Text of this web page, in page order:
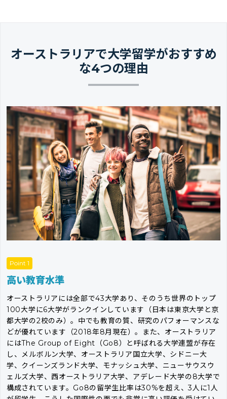
オーストラリアで大学留学がおすすめ
な4つの理由
Point 1
高い教育水準
オーストラリアには全部で43大学あり、そのうち世界のトップ
100大学に6大学がランクインしています（日本は東京大学と京
都大学の2校のみ）。中でも教育の質、研究のパフォーマンスな
どが優れています（2018年8月現在）。また、オーストラリア
にはThe Group of Eight（Go8）と呼ばれる大学連盟が存在
し、メルボルン大学、オーストラリア国立大学、シドニー大
学、クイーンズランド大学、モナッシュ大学、ニューサウスウ
ェルズ大学、西オーストラリア大学、アデレード大学の8大学で
構成されています。Go8の留学生比率は30%を超え、3人に1人